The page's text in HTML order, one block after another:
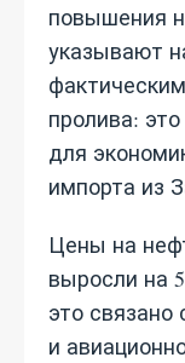
повышения
указывают
пролива:
для
импорта из
Цены на
выросли на
это
и